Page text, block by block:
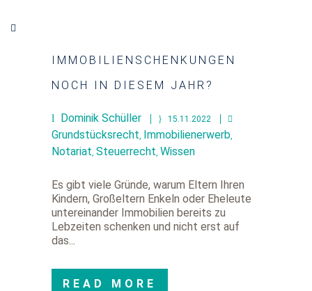
IMMOBILIENSCHENKUNGEN
NOCH IN DIESEM JAHR?
Dominik Schüller 15.11.2022
Grundstücksrecht, Immobilienerwerb,
Notariat, Steuerrecht, Wissen
Es gibt viele Gründe, warum Eltern Ihren
Kindern, Großeltern Enkeln oder Eheleute
untereinander Immobilien bereits zu
Lebzeiten schenken und nicht erst auf
das...
READ MORE